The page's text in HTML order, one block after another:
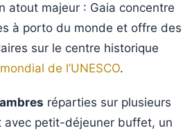
atout majeur : Gaia concentre
à porto du monde et offre des
sur le centre historique
de l’UNESCO.
réparties sur plusieurs
avec petit-déjeuner buffet, un